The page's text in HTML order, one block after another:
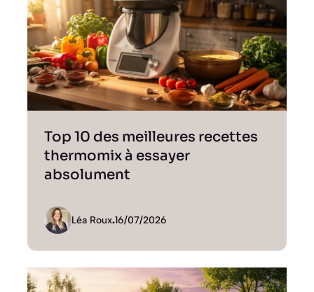
Top 10 des meilleures recettes
thermomix à essayer
absolument
Léa Roux.16/07/2026